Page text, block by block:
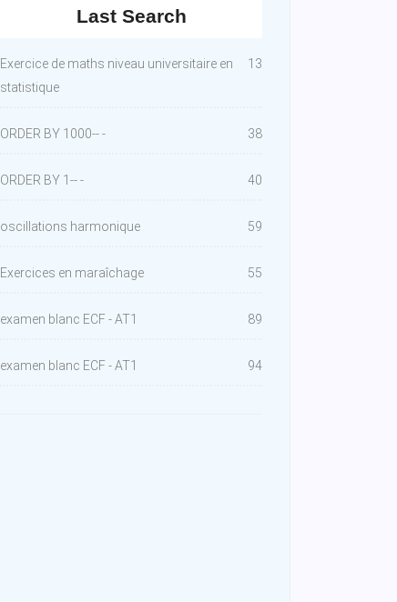
Last Search
Exercice de maths niveau universitaire en
statistique
13
ORDER BY 1000-- - 38
ORDER BY 1-- - 40
oscillations harmonique 59
Exercices en maraîchage 55
examen blanc ECF - AT1 89
examen blanc ECF - AT1 94